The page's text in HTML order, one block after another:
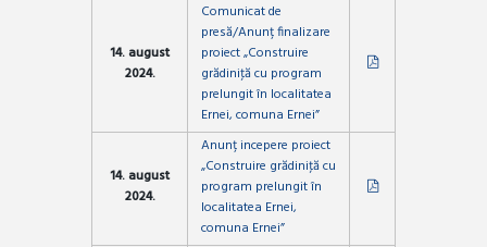
14. august
2024.
Comunicat de
presă/Anunț finalizare
proiect „Construire
grădiniţă cu program
prelungit în localitatea
Ernei, comuna Ernei”
14. august
2024.
Anunț incepere proiect
„Construire grădiniţă cu
program prelungit în
localitatea Ernei,
comuna Ernei”